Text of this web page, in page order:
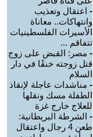
- اعتقال وتعذيب
وانتهاكات.. معاناة
الأسيرات الفلسطينيات
تتفاقم ...
- مصر: القبض على زوج
قتل زوجته خنقًا في دار
السلام
- مناشدات عاجلة لإنقاذ
الطفلة مسك ونقلها
للعلاج خارج غزة
- الشرطة البريطانية:
طعن 4 رجال واعتقال